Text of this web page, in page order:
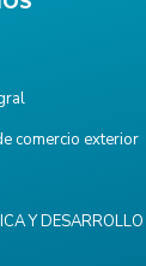
comercio exterior
Y DESARROLLO